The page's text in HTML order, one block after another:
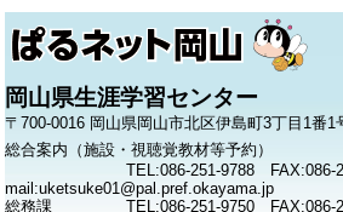
岡山県生涯学習センター
〒700-0016 岡山県岡山市北区伊島町3丁目1番1
総合案内（施設・視聴覚教材等予約）
TEL:086-251-9788
mail:uketsuke01@pal.pref.okayama.jp
総務課
TEL:086-251-9750